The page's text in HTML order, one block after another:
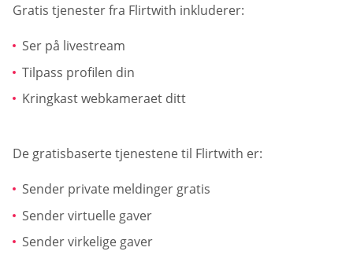
Gratis tjenester fra Flirtwith inkluderer:
Ser på livestream
Tilpass profilen din
Kringkast webkameraet ditt
De gratisbaserte tjenestene til Flirtwith er:
Sender private meldinger gratis
Sender virtuelle gaver
Sender virkelige gaver